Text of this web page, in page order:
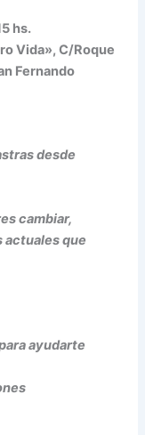
hs.
Vida», C/Roque
Fernando
desde
cambiar,
actuales que
ayudarte